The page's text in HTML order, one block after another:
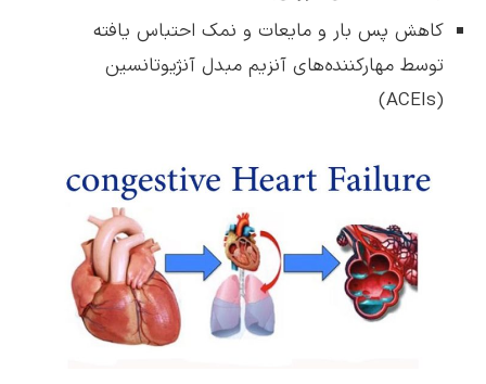
کاهش پس بار و مایعات و نمک احتباس یافته
توسط مهارکننده‌های آنزیم مبدل آنژیوتانسین
(ACEIs)